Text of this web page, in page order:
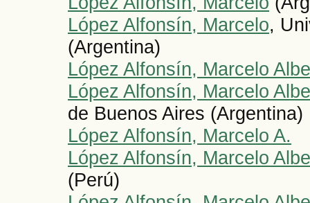
López Alfonsín, Marcelo,
(Argentina)
López Alfonsín, Marcelo
López Alfonsín, Marcelo
de Buenos Aires (Argentina)
López Alfonsín, Marcelo A.
López Alfonsín, Marcelo
(Perú)